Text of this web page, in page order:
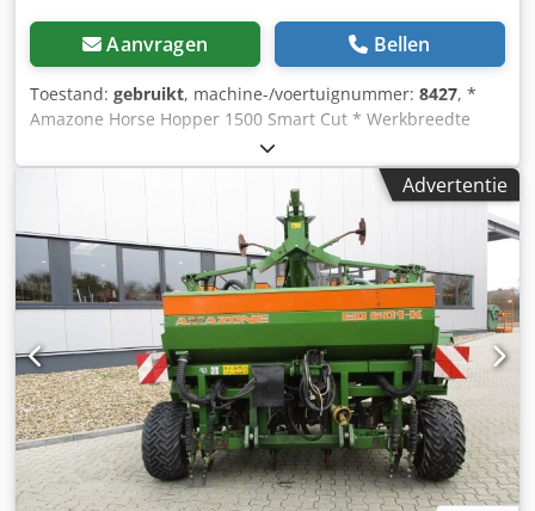
Aanvragen Bellen
Toestand: gebruikt, machine-/voertuignummer: 8427, *
Amazone Horse Hopper 1500 Smart Cut * Werkbreedte
1,50 m * 1.500 l opvangbak inhoud * Tractor 3-punts
ophanging * H60 vleugelmessen * Steunwielen * Mulch-
inrichting * Aandrijfas met vrijloop * Opvangbak met
hydraulische bodemlediging * Rotatiesnelheid 2.650 tpm *
Vulstandindicator -----Interne voertuignummer: 8427
WhatsApp-support beschikbaar! Bij vragen over het
voertuig of voor meer informatie kunt u ons gemakkelijk via
WhatsApp bereiken Dcodsrhy H Rjpfx Aqpek Whatsapp
Whatsapp ----Fouten & tussentijdse verkoop
voorbehouden.
Advertentie